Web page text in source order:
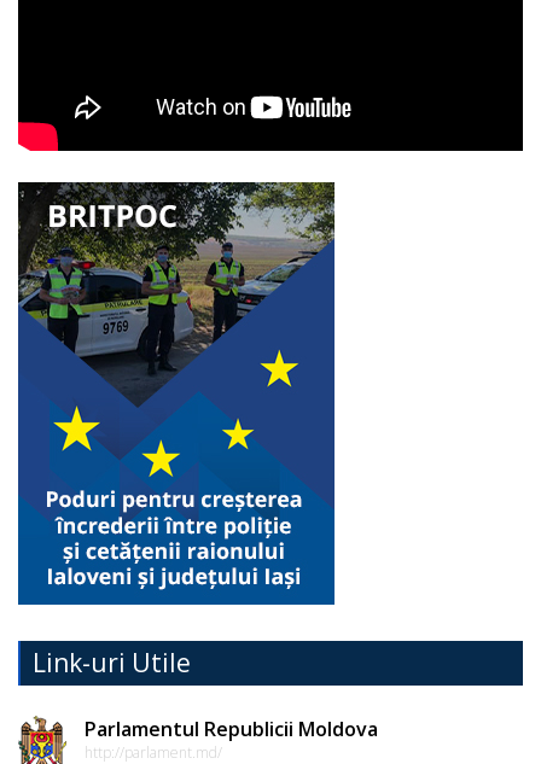
Link-uri Utile
Parlamentul Republicii Moldova
http://parlament.md/